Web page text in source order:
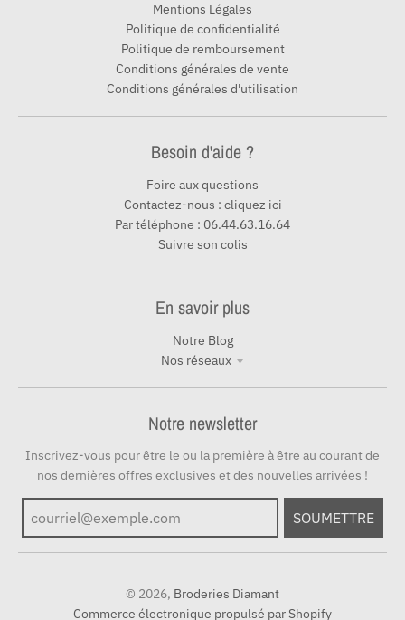
Mentions Légales
Politique de confidentialité
Politique de remboursement
Conditions générales de vente
Conditions générales d'utilisation
Besoin d'aide ?
Foire aux questions
Contactez-nous : cliquez ici
Par téléphone : 06.44.63.16.64
Suivre son colis
En savoir plus
Notre Blog
Nos réseaux
Notre newsletter
Inscrivez-vous pour être le ou la première à être au courant de
nos dernières offres exclusives et des nouvelles arrivées !
SOUMETTRE
© 2026, Broderies Diamant
Commerce électronique propulsé par Shopify